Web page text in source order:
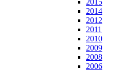
2015
2014
2012
2011
2010
2009
2008
2006